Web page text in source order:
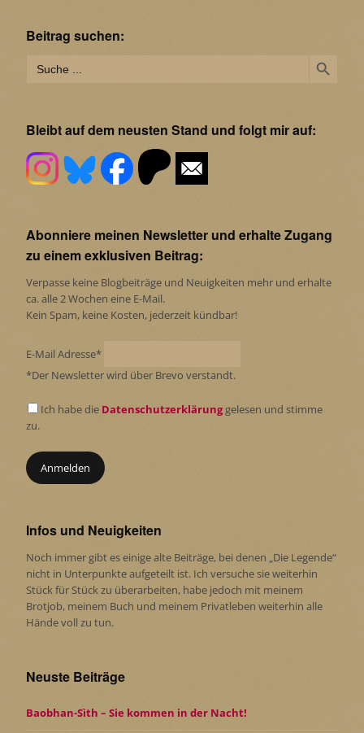
Beitrag suchen:
for:
Bleibt auf dem neusten Stand und folgt mir auf:
Abonniere meinen Newsletter und erhalte Zugang
zu einem exklusiven Beitrag:
Verpasse keine Blogbeiträge und Neuigkeiten mehr und erhalte
ca. alle 2 Wochen eine E-Mail.
Kein Spam, keine Kosten, jederzeit kündbar!
E-Mail Adresse*
*Der Newsletter wird über Brevo verstandt.
Ich habe die Datenschutzerklärunggelesen und stimme
zu.
Infos und Neuigkeiten
Noch immer gibt es einige alte Beiträge, bei denen „Die Legende“
nicht in Unterpunkte aufgeteilt ist. Ich versuche sie weiterhin
Stück für Stück zu überarbeiten, habe jedoch mit meinem
Brotjob, meinem Buch und meinem Privatleben weiterhin alle
Hände voll zu tun.
Neuste Beiträge
Baobhan-Sìth – Sie kommen in der Nacht!